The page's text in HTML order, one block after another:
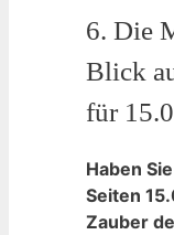
6. Die
Blick
für
Haben
Seiten
Zauber